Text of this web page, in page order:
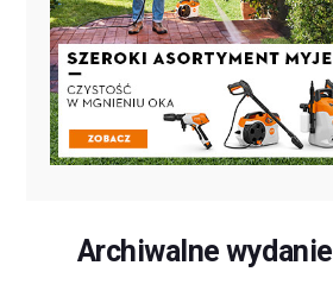
Archiwalne wydanie